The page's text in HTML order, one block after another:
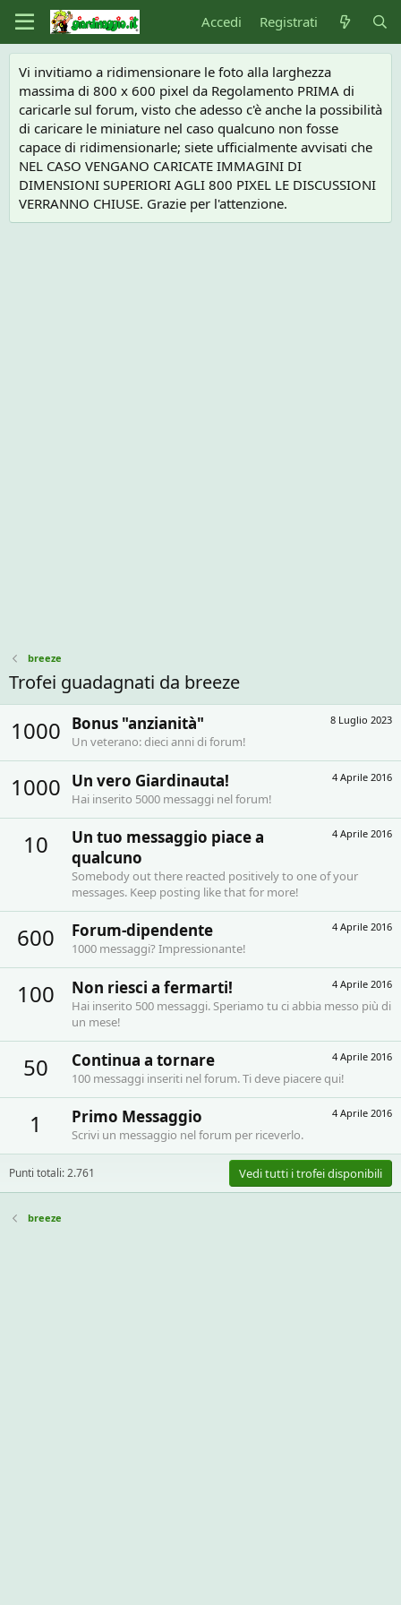
Accedi Registrati
Vi invitiamo a ridimensionare le foto alla larghezza
massima di 800 x 600 pixel da Regolamento PRIMA di
caricarle sul forum, visto che adesso c'è anche la possibilità
di caricare le miniature nel caso qualcuno non fosse
capace di ridimensionarle; siete ufficialmente avvisati che
NEL CASO VENGANO CARICATE IMMAGINI DI
DIMENSIONI SUPERIORI AGLI 800 PIXEL LE DISCUSSIONI
VERRANNO CHIUSE. Grazie per l'attenzione.
breeze
Trofei guadagnati da breeze
1000 8 Luglio 2023
Bonus "anzianità"
Un veterano: dieci anni di forum!
1000 4 Aprile 2016
Un vero Giardinauta!
Hai inserito 5000 messaggi nel forum!
10 4 Aprile 2016
Un tuo messaggio piace a
qualcuno
Somebody out there reacted positively to one of your
messages. Keep posting like that for more!
600 4 Aprile 2016
Forum-dipendente
1000 messaggi? Impressionante!
100 4 Aprile 2016
Non riesci a fermarti!
Hai inserito 500 messaggi. Speriamo tu ci abbia messo più di
un mese!
50 4 Aprile 2016
Continua a tornare
100 messaggi inseriti nel forum. Ti deve piacere qui!
1 4 Aprile 2016
Primo Messaggio
Scrivi un messaggio nel forum per riceverlo.
Punti totali: 2.761 Vedi tutti i trofei disponibili
breeze